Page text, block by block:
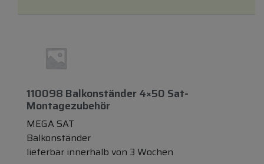
110098 Balkonständer 4×50 Sat-
Montagezubehör
MEGA SAT
Balkonständer
lieferbar innerhalb von 3 Wochen